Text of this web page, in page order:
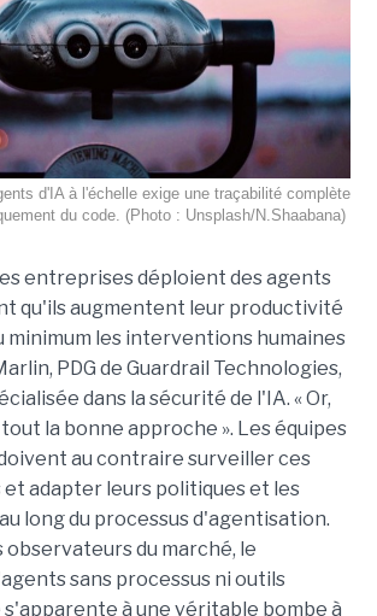
d'IA à l'échelle exige une traçabilité complète
du code. (Photo : Unsplash/N.Shaabana)
entreprises déploient des agents
qu'ils augmentent leur productivité
minimum les interventions humaines
PDG de Guardrail Technologies,
dans la sécurité de l'IA. « Or,
la bonne approche ». Les équipes
au contraire surveiller ces
adapter leurs politiques et les
long du processus d'agentisation.
observateurs du marché, le
sans processus ni outils
à une véritable bombe à